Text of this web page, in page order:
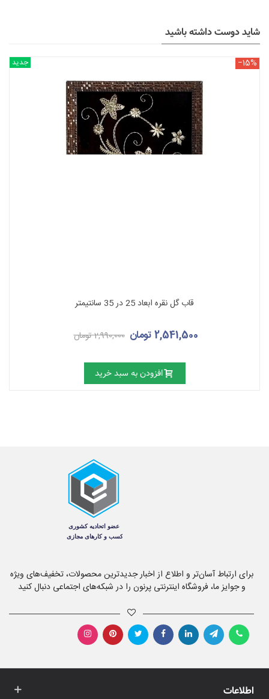
شاید دوست داشته باشید
جدید ‎−15%
قاب گل نقره ابعاد 25 در 35 سانتیمتر
2,541,500 تومان 2,990,000 تومان
افزودن به سبد خرید
برای ارتباط آسان‌تر و اطلاع از اخبار جدیدترین محصولات، تخفیف‌های ویژه
و جوایز ما، فروشگاه اینترنتی پرنون را در شبکه‌های اجتماعی دنبال کنید
اطلاعات